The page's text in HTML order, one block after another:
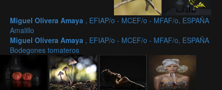
Miguel Olivera Amaya , EFIAP/o - MCEF/o - MFAF/o, ESPAÑA
Amalillo
Miguel Olivera Amaya , EFIAP/o - MCEF/o - MFAF/o, ESPAÑA
Bodegones tomateros